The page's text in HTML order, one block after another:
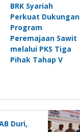
BRK Syariah
Perkuat Dukungan
Program
Peremajaan Sawit
melalui PKS Tiga
Pihak Tahap V
Duri,